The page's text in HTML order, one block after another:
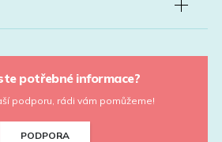
potřebné informace?
podporu, rádi vám pomůžeme!
PODPORA